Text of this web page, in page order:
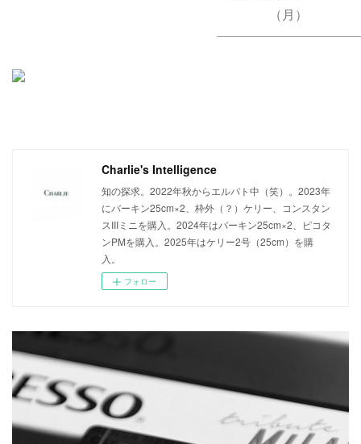
（月）
Charlie's Intelligence
知の探求。2022年秋からエルパト中（笑）。2023年
にバーキン25cm×2、枠外（？）ケリー、コンスタン
スIIIミニを購入。2024年はバーキン25cm×2、ピコタ
ンPMを購入。2025年はケリー2号（25cm）を購
入。
フォロー